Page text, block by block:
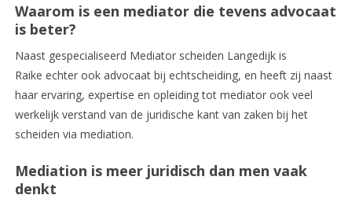
Waarom is een mediator die tevens advocaat
is beter?
Naast gespecialiseerd Mediator scheiden Langedijk is
Raike echter ook advocaat bij echtscheiding, en heeft zij naast
haar ervaring, expertise en opleiding tot mediator ook veel
werkelijk verstand van de juridische kant van zaken bij het
scheiden via mediation.
Mediation is meer juridisch dan men vaak
denkt